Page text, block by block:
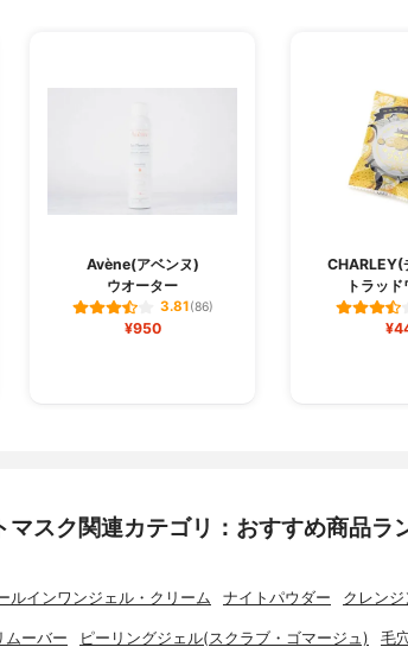
Avène(アベンヌ)
ウオーター
3.81(86)
¥950
CHARLEY(
トラッ
マスク関連カテゴリ：おすすめ商品ラ
ルインワンジェル・クリーム ナイトパウダー クレンジ
ムーバー ピーリングジェル(スクラブ・ゴマージュ) 毛